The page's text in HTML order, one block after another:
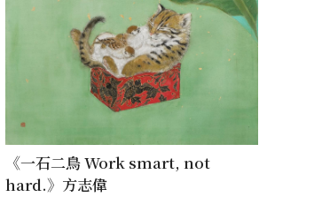
《一石二鳥 Work smart, not
hard.》方志偉